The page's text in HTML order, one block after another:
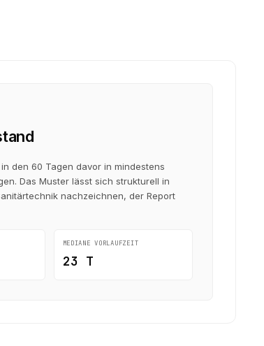
den 60 Tagen davor in mindestens
Das Muster lässt sich strukturell in
nachzeichnen, der Report
MEDIANE VORLAUF­ZEIT
23 T